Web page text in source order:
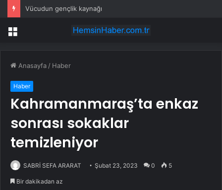
Vücudun gençlik kaynağı
Menü
Anasayfa / Haber
Haber
Kahramanmaraş’ta enkaz
sonrası sokaklar
temizleniyor
SABRİ SEFA ARARAT Şubat 23, 2023 0 5
Bir dakikadan az